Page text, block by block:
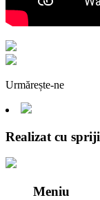
Urmărește-ne
Realizat cu
Meniu